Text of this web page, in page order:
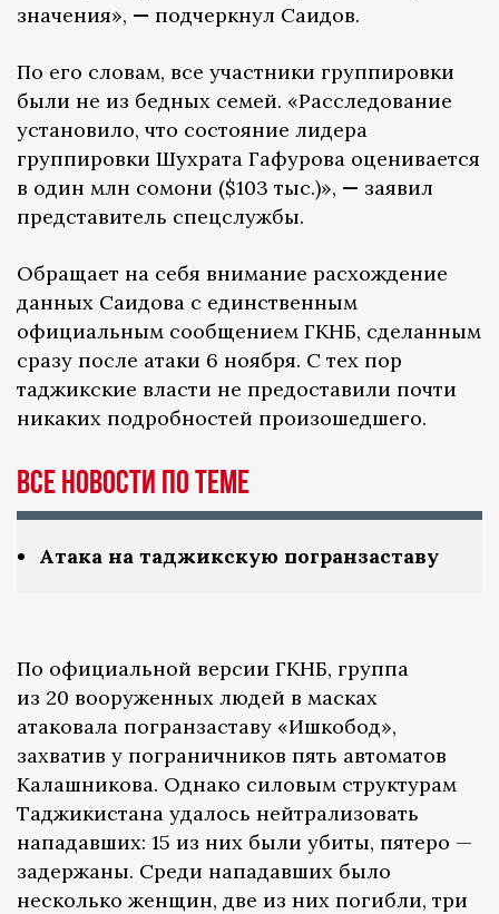
значения», — подчеркнул Саидов.
По его словам, все участники группировки
были не из бедных семей. «Расследование
установило, что состояние лидера
группировки Шухрата Гафурова оценивается
в один млн сомони ($103 тыс.)», — заявил
представитель спецслужбы.
Обращает на себя внимание расхождение
данных Саидова с единственным
официальным сообщением ГКНБ, сделанным
сразу после атаки 6 ноября. С тех пор
таджикские власти не предоставили почти
никаких подробностей произошедшего.
Все новости по теме
Атака на таджикскую погранзаставу
По официальной версии ГКНБ, группа
из 20 вооруженных людей в масках
атаковала погранзаставу «Ишкобод»,
захватив у пограничников пять автоматов
Калашникова. Однако силовым структурам
Таджикистана удалось нейтрализовать
нападавших: 15 из них были убиты, пятеро —
задержаны. Среди нападавших было
несколько женщин, две из них погибли, три